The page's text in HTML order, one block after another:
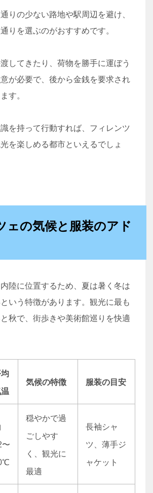
りの少ない路地や駅周辺を避け、
りを選ぶのがおすすめです。
してきたり、荷物を勝手に運ぼう
が必要で、後から金銭を要求され
す。
を持って行動すれば、フィレンツ
を楽しめる都市といえるでしょ
ェの気候と服装のアド
陸に位置するため、夏は暑く冬は
いう特徴があります。観光に最も
秋で、街歩きや美術館巡りを快適
気候の特徴 服装の目安
〜
穏やかで過
ごしやす
く、観光に
最適
長袖シャ
ツ、薄手ジ
ャケット